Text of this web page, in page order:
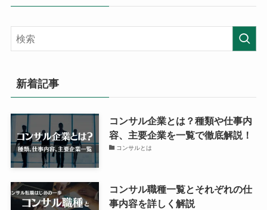
新着記事
コンサル企業とは？種類や仕事内
容、主要企業を一覧で徹底解説！
コンサルとは
コンサル職種一覧とそれぞれの仕
事内容を詳しく解説